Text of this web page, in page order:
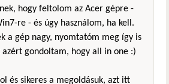
hogy feltolom az Acer gépre -
re - és úgy használom, ha kell.
a gép nagy, nyomtatóm meg így is
azért gondoltam, hogy all in one :)
és sikeres a megoldásuk, azt itt